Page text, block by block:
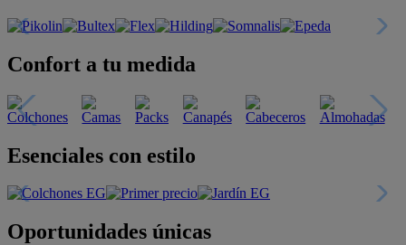
Confort a tu medida
Esenciales con estilo
Oportunidades únicas